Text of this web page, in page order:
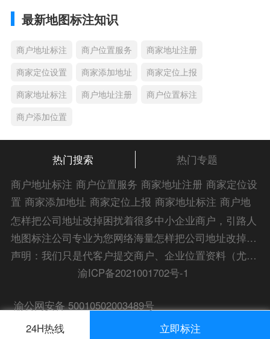
最新地图标注知识
商户地址标注 商户位置服务
商家地址注册
商家定位设置
商家添加地址
商家定位上报
商家地址标注
商户地址注册
商户位置标注
商户添加位置
热门搜索
热门专题
商户地址标注 商户位置服务 商家地址注册 商家定位设
置 商家添加地址 商家定位上报 商家地址标注 商户地
址注册 商户位置标注 商户添加位置 商家位置服务 商
家添加位置 商户位置入驻 位置添加店名 商家位置注
册 商户位置标注服务 公司添加位置 商家添加微信定
添加门店微信 商家定位服务 商家定位信息
家位置标注 商家位置定位 添加门店信息 地图服务中
门店地图显示
怎样把公司地址改掉困扰着很多中小企业商户，引路人
地图标注公司专业为您网络海量怎样把公司地址改掉解
答信息，为您的企业地图标注宣传保驾护航！
声明：我们只是代客户提交商户、企业位置资料（尤其是不会操作觉得繁琐的客户），不是地图标注平台方。所提供服务为商业有偿帮助咨询人工服务费，全程都是人工提交资料，自身并不能对第三方网站的原始内容进行编辑，请知悉。Copyright 2014-2023 zlrmaps.com
渝ICP备2021001702号-1
渝公网安备 50010502003489号
24H热线
立即标注